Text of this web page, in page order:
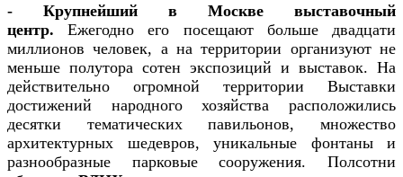
- Крупнейший в Москве выставочный
центр. Ежегодно его посещают больше двадцати
миллионов человек, а на территории организуют не
меньше полутора сотен экспозиций и выставок. На
действительно огромной территории Выставки
достижений народного хозяйства расположились
десятки тематических павильонов, множество
архитектурных шедевров, уникальные фонтаны и
разнообразные парковые сооружения. Полсотни